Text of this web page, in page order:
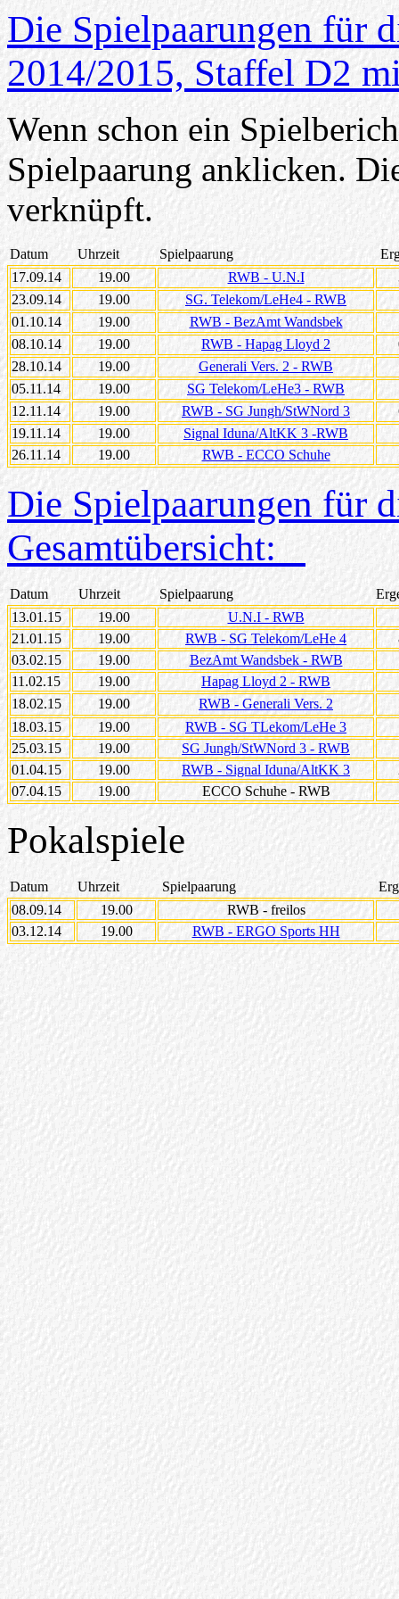
Die Spielpaarungen für
2014/2015, Staffel D2
Wenn schon ein
Spielpaarung anklicken.
verknüpft.
Datum Uhrzeit Spielpaarung
17.09.14
19.00 RWB - U.N.I
23.09.14
19.00 SG. Telekom/LeHe4 - RWB
01.10.14
19.00 RWB - BezAmt Wandsbek
08.10.14
19.00 RWB - Hapag Lloyd 2
28.10.14
19.00 Generali Vers. 2 - RWB
05.11.14
19.00 SG Telekom/LeHe3 - RWB
12.11.14
19.00 RWB - SG Jungh/StWNord 3
19.11.14
19.00
Signal Iduna/AltKK 3 -RWB
26.11.14
19.00 RWB - ECCO Schuhe
Die Spielpaarungen für
Gesamtübersicht:
Datum Uhrzeit Spielpaarung
13.01.15
19.00 U.N.I - RWB
21.01.15
19.00 RWB - SG Telekom/LeHe 4
03.02.15
19.00 BezAmt Wandsbek - RWB
11.02.15
19.00 Hapag Lloyd 2 - RWB
18.02.15
19.00 RWB - Generali Vers. 2
18.03.15
19.00 RWB - SG TLekom/LeHe 3
25.03.15
19.00 SG Jungh/StWNord 3 - RWB
01.04.15
19.00 RWB - Signal Iduna/AltKK 3
07.04.15
19.00 ECCO Schuhe - RWB
Pokalspiele
Datum Uhrzeit Spielpaarung
08.09.14
19.00
RWB - freilos
03.12.14
19.00 RWB - ERGO Sports HH